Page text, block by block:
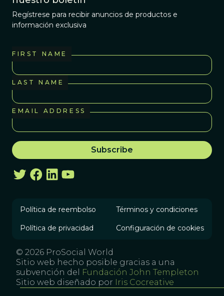
Regístrese para recibir anuncios de productos e
información exclusiva
FIRST NAME
LAST NAME
EMAIL ADDRESS
Política de reembolso Términos y condiciones
Política de privacidad Configuración de cookies
© 2026 ProSocial World
Sitio web hecho posible gracias a una
subvención del
Fundación John Templeton
Sitio web diseñado por Iris Cocreative